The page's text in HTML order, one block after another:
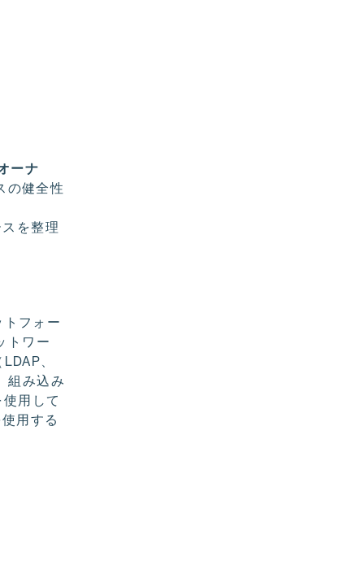
ーナ
の健全性
を整理
フォー
トワー
、
組み込み
用して
用する